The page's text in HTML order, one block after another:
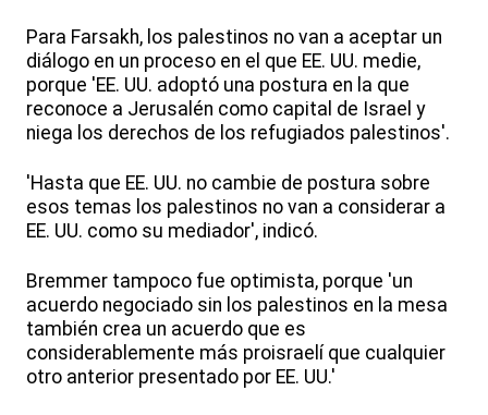
Para Farsakh, los palestinos no van a aceptar un
diálogo en un proceso en el que EE. UU. medie,
porque 'EE. UU. adoptó una postura en la que
reconoce a Jerusalén como capital de Israel y
niega los derechos de los refugiados palestinos'.
'Hasta que EE. UU. no cambie de postura sobre
esos temas los palestinos no van a considerar a
EE. UU. como su mediador', indicó.
Bremmer tampoco fue optimista, porque 'un
acuerdo negociado sin los palestinos en la mesa
también crea un acuerdo que es
considerablemente más proisraelí que cualquier
otro anterior presentado por EE. UU.'